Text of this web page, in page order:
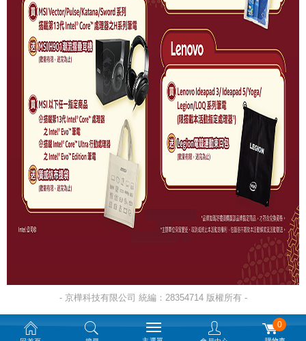
- 京樺科技有限公司 統編：28354714 版權所有 -
0